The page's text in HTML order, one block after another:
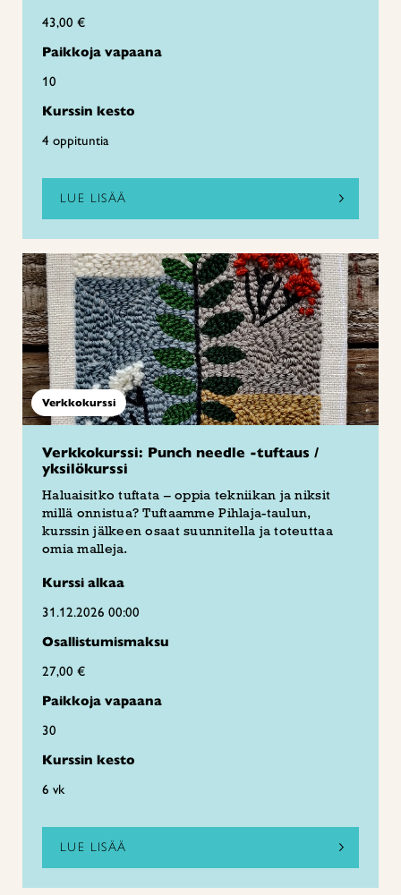
43,00 €
Paikkoja vapaana
10
Kurssin kesto
4 oppituntia
LUE LISÄÄ
Verkkokurssi
Verkkokurssi: Punch needle -tuftaus /
yksilökurssi
Haluaisitko tuftata – oppia tekniikan ja niksit
millä onnistua? Tuftaamme Pihlaja-taulun,
kurssin jälkeen osaat suunnitella ja toteuttaa
omia malleja.
Kurssi alkaa
31.12.2026 00:00
Osallistumismaksu
27,00 €
Paikkoja vapaana
30
Kurssin kesto
6 vk
LUE LISÄÄ